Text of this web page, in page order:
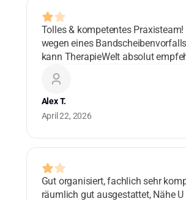
Tolles & kompetentes
wegen eines
kann TherapieWelt absolut
Alex T.
April 22, 2026
Gut organisiert, fachlich sehr
räumlich gut ausgestattet, Nähe U